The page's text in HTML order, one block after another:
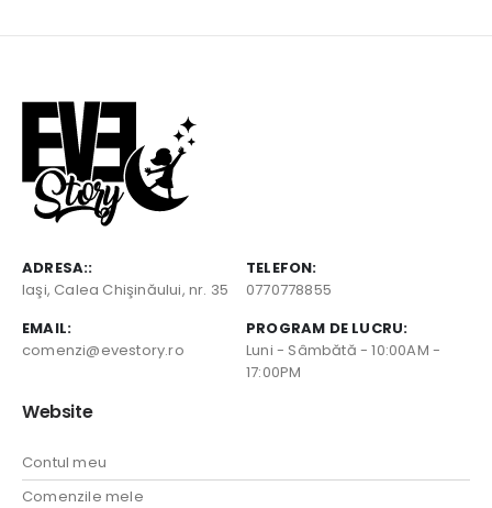
ADRESA::
Iaşi, Calea Chişinăului, nr. 35
TELEFON:
0770778855
EMAIL:
comenzi@evestory.ro
PROGRAM DE LUCRU:
Luni - Sâmbătă - 10:00AM -
17:00PM
Website
Contul meu
Comenzile mele